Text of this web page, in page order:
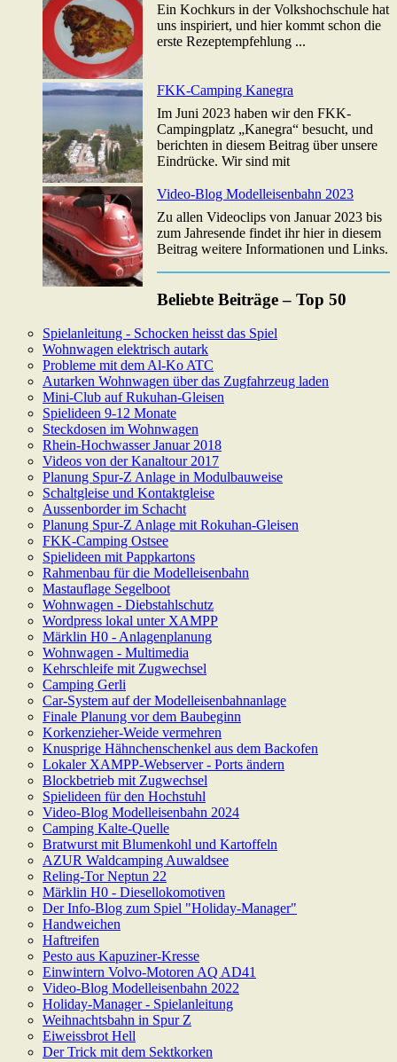
Ein Kochkurs in der Volkshochschule hat
uns inspiriert, und hier kommt schon die
erste Rezeptempfehlung ...
FKK-Camping Kanegra
Im Juni 2023 haben wir den FKK-
Campingplatz „Kanegra“ besucht, und
berichten in diesem Beitrag über unsere
Eindrücke. Wir sind mit
Video-Blog Modelleisenbahn 2023
Zu allen Videoclips von Januar 2023 bis
zum Jahresende findet ihr hier in diesem
Beitrag weitere Informationen und Links.
Beliebte Beiträge – Top 50
Spielanleitung - Schocken heisst das Spiel
Wohnwagen elektrisch autark
Probleme mit dem Al-Ko ATC
Autarken Wohnwagen über das Zugfahrzeug laden
Mini-Club auf Rukuhan-Gleisen
Spielideen 9-12 Monate
Steckdosen im Wohnwagen
Rhein-Hochwasser Januar 2018
Videos von der Kanaltour 2017
Planung Spur-Z Anlage in Modulbauweise
Schaltgleise und Kontaktgleise
Aussenborder im Schacht
Planung Spur-Z Anlage mit Rokuhan-Gleisen
FKK-Camping Ostsee
Spielideen mit Pappkartons
Rahmenbau für die Modelleisenbahn
Mastauflage Segelboot
Wohnwagen - Diebstahlschutz
Wordpress lokal unter XAMPP
Märklin H0 - Anlagenplanung
Wohnwagen - Multimedia
Kehrschleife mit Zugwechsel
Camping Gerli
Car-System auf der Modelleisenbahnanlage
Finale Planung vor dem Baubeginn
Korkenzieher-Weide vermehren
Knusprige Hähnchenschenkel aus dem Backofen
Lokaler XAMPP-Webserver - Ports ändern
Blockbetrieb mit Zugwechsel
Spielideen für den Hochstuhl
Video-Blog Modelleisenbahn 2024
Camping Kalte-Quelle
Bratwurst mit Blumenkohl und Kartoffeln
AZUR Waldcamping Auwaldsee
Reling-Tor Neptun 22
Märklin H0 - Diesellokomotiven
Der Info-Blog zum Spiel "Holiday-Manager"
Handweichen
Haftreifen
Pesto aus Kapuziner-Kresse
Einwintern Volvo-Motoren AQ AD41
Video-Blog Modelleisenbahn 2022
Holiday-Manager - Spielanleitung
Weihnachtsbahn in Spur Z
Eiweissbrot Hell
Der Trick mit dem Sektkorken